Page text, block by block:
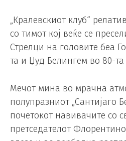
„Кралевскиот клуб“
со тимот кој веќе се
Стрелци на головите беа
та и Џуд Белингем во 80-та
Мечот мина во мрачна
полупразниот „Сантијаго
почетокот навивачите со
претседателот Флорентино